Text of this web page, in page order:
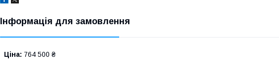
Інформація для замовлення
Ціна: 764 500 ₴